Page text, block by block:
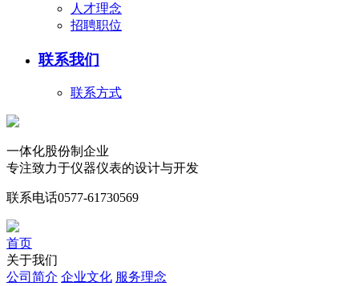
人才理念
招聘职位
联系我们
联系方式
一体化股份制企业
专注致力于仪器仪表的设计与开发
联系电话0577-61730569
首页
关于我们
公司简介 企业文化 服务理念